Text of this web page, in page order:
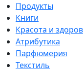
Продукты
Книги
Красота и
Атрибутика
Парфюмерия
Текстиль